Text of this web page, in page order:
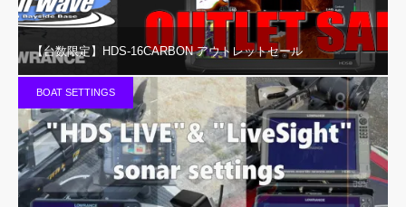
【台数限定】HDS-16CARBON アウトレットセール
BOAT SETTINGS